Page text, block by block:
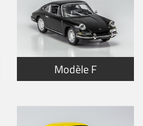
Modèle F